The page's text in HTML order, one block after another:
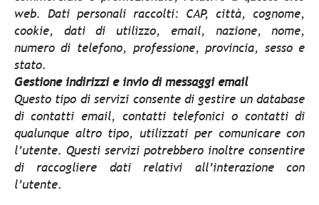
web. Dati personali raccolti: CAP, città, cognome,
cookie, dati di utilizzo, email, nazione, nome,
numero di telefono, professione, provincia, sesso e
stato.
Gestione indirizzi e invio di messaggi email
Questo tipo di servizi consente di gestire un database
di contatti email, contatti telefonici o contatti di
qualunque altro tipo, utilizzati per comunicare con
l’utente. Questi servizi potrebbero inoltre consentire
di raccogliere dati relativi all’interazione con
l’utente.